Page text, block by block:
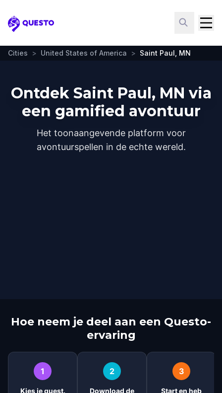
Questo
Cities > United States of America > Saint Paul, MN
Ontdek Saint Paul, MN via
een gamified avontuur
Het toonaangevende platform voor
avontuurspellen in de echte wereld.
Hoe neem je deel aan een Questo-
ervaring
1
Kies je quest.
2
Download de
3
Start en heb